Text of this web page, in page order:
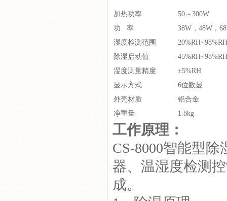
加热功率
50～300W
功 率
38W，48W，
湿度检测范围
20%RH~98%RH
除湿启动值
45%RH~98%RH
湿度测量精度
±5%RH
显示方式
6位数显
外壳材质
铝合金
净重量
1.8kg
工作原理：
CS-8000智能型
器、温湿度检测
成。